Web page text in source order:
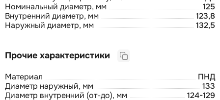
Номинальный диаметр, мм
125
Внутренний диаметр, мм
123,8
Наружный диаметр, мм
132,5
Прочие характеристики
Материал
ПНД
Диаметр наружный, мм
133
Диаметр внутренний (от-до), мм
124-129